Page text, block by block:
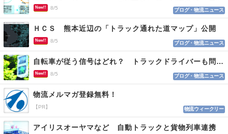
New!! 8/5 ブログ・物流ニュース
ＨＣＳ 熊本近辺の「トラック通れた道マップ」公開
New!! 8/5 ブログ・物流ニュース
自転車が従う信号はどれ？ トラックドライバーも問われる認識
New!! 8/5 ブログ・物流ニュース
物流メルマガ登録無料！
【PR】 物流ウィークリー
アイリスオーヤマなど 自動トラックと貨物列車連携